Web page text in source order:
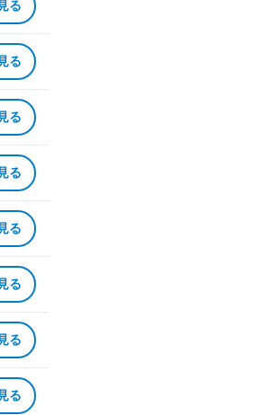
る
る
る
る
る
る
る
る